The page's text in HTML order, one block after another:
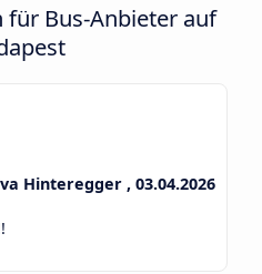
Bus-Anbieter auf
Hinteregger , 03.04.2026